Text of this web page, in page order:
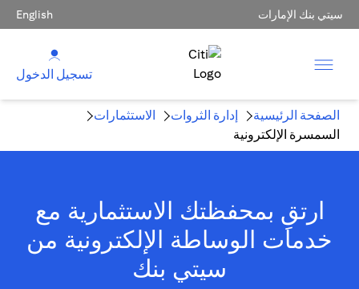
سيتي بنك الإمارات English
تسجيل الدخول
الصفحة الرئيسية إدارة الثروات
الاستثمارات
السمسرة الإلكترونية
ارتقِ بمحفظتك الاستثمارية مع
خدمات الوساطة الإلكترونية من
سيتي بنك